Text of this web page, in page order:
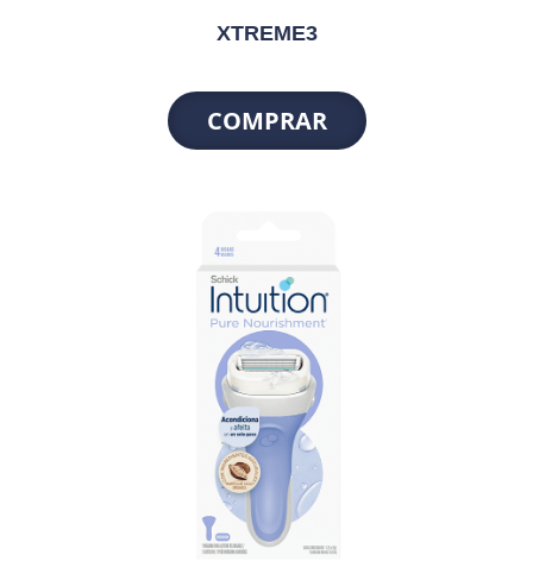
XTREME3
COMPRAR